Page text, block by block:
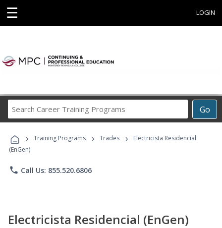
☰ LOGIN
Go
Career
Programs
› Training Programs › Trades ›
Electricista Residencial
(EnGen)
phone Call Us: 855.520.6806
Electricista Residencial (EnGen)